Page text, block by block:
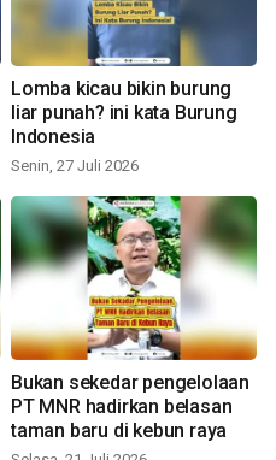
Lomba kicau bikin burung
liar punah? ini kata Burung
Indonesia
Senin, 27 Juli 2026
Bukan sekedar pengelolaan
PT MNR hadirkan belasan
taman baru di kebun raya